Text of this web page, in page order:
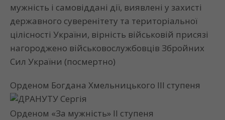
мужність і самовіддані дії, виявлені у захисті
державного суверенітету та територіальної
цілісності України, вірність військовій присязі
нагороджено військовослужбовців Збройних
Сил України (посмертно)
Орденом Богдана Хмельницького ІІІ ступеня
ДРАНУТУ Сергія
Орденом «За мужність» ІІ ступеня